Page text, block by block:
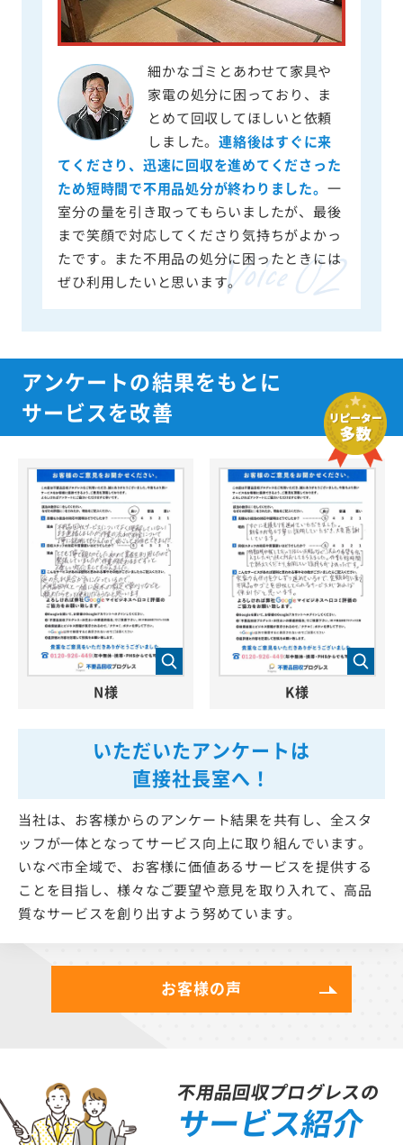
細かなゴミとあわせて家具や
家電の処分に困っており、ま
とめて回収してほしいと依頼
しました。連絡後はすぐに来
てくださり、迅速に回収を進めてくださった
ため短時間で不用品処分が終わりました。 一
室分の量を引き取ってもらいましたが、最後
まで笑顔で対応してくださり気持ちがよかっ
たです。また不用品の処分に困ったときには
ぜひ利用したいと思います。
アンケートの結果をもとに
サービスを改善
いただいたアンケートは
直接社長室へ！
当社は、お客様からのアンケート結果を共有し、全スタ
ッフが一体となってサービス向上に取り組んでいます。
いなべ市全域で、お客様に価値あるサービスを提供する
ことを目指し、様々なご要望や意見を取り入れて、高品
質なサービスを創り出すよう努めています。
N様 K様
お客様の声
不用品回収プログレスの
サービス紹介